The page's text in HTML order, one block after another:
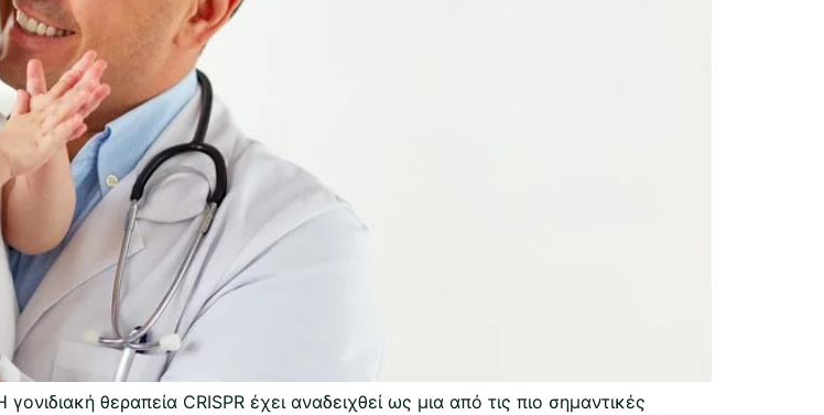
θεραπεία CRISPR έχει αναδειχθεί ως μια από τις πιο σημαντικές